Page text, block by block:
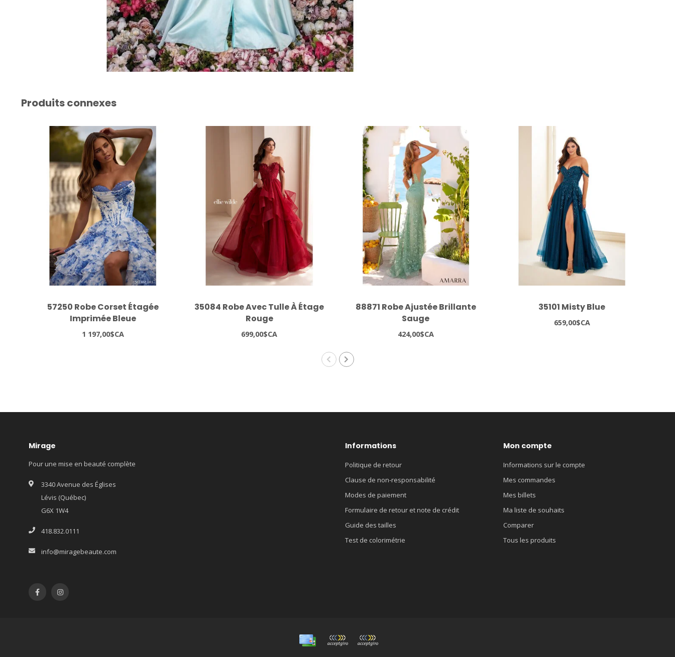
Produits connexes
57250 Robe Corset Étagée
Imprimée Bleue
1 197,00$CA
35084 Robe Avec Tulle À Étage
Rouge
699,00$CA
88871 Robe Ajustée Brillante
Sauge
424,00$CA
35101 Misty Blue
659,00$CA
Mirage
Pour une mise en beauté complète
3340 Avenue des Églises
Lévis (Québec)
G6X 1W4
418.832.0111
info@miragebeaute.com
Informations
Politique de retour
Clause de non-responsabilité
Modes de paiement
Formulaire de retour et note de crédit
Guide des tailles
Test de colorimétrie
Mon compte
Informations sur le compte
Mes commandes
Mes billets
Ma liste de souhaits
Comparer
Tous les produits